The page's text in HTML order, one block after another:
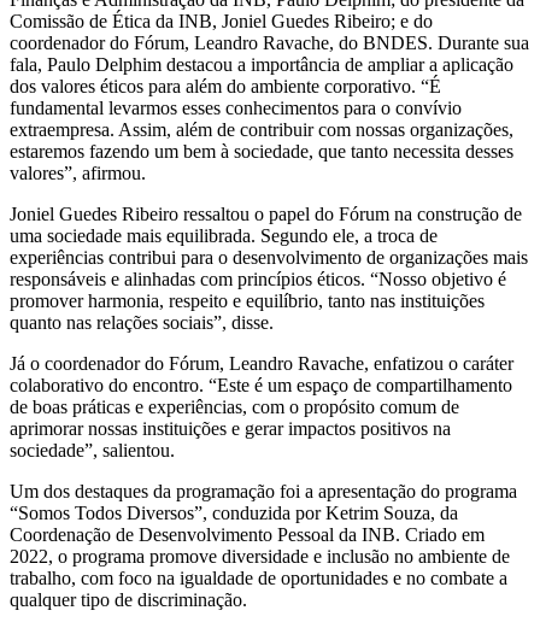
Comissão de Ética da INB, Joniel Guedes Ribeiro; e do
coordenador do Fórum, Leandro Ravache, do BNDES. Durante sua
fala, Paulo Delphim destacou a importância de ampliar a aplicação
dos valores éticos para além do ambiente corporativo. “É
fundamental levarmos esses conhecimentos para o convívio
extraempresa. Assim, além de contribuir com nossas organizações,
estaremos fazendo um bem à sociedade, que tanto necessita desses
valores”, afirmou.
Joniel Guedes Ribeiro ressaltou o papel do Fórum na construção de
uma sociedade mais equilibrada. Segundo ele, a troca de
experiências contribui para o desenvolvimento de organizações mais
responsáveis e alinhadas com princípios éticos. “Nosso objetivo é
promover harmonia, respeito e equilíbrio, tanto nas instituições
quanto nas relações sociais”, disse.
Já o coordenador do Fórum, Leandro Ravache, enfatizou o caráter
colaborativo do encontro. “Este é um espaço de compartilhamento
de boas práticas e experiências, com o propósito comum de
aprimorar nossas instituições e gerar impactos positivos na
sociedade”, salientou.
Um dos destaques da programação foi a apresentação do programa
“Somos Todos Diversos”, conduzida por Ketrim Souza, da
Coordenação de Desenvolvimento Pessoal da INB. Criado em
2022, o programa promove diversidade e inclusão no ambiente de
trabalho, com foco na igualdade de oportunidades e no combate a
qualquer tipo de discriminação.